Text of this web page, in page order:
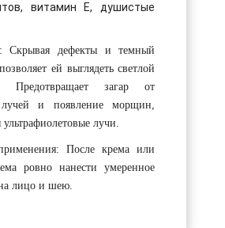
витамин Е, душистые
Скрывая дефекты и темный
ей выглядеть светлой
загар от
лучей и появление морщин,
ультрафиолетовые лучи.
После крема или
ровно нанести умеренное
лицо и шею.